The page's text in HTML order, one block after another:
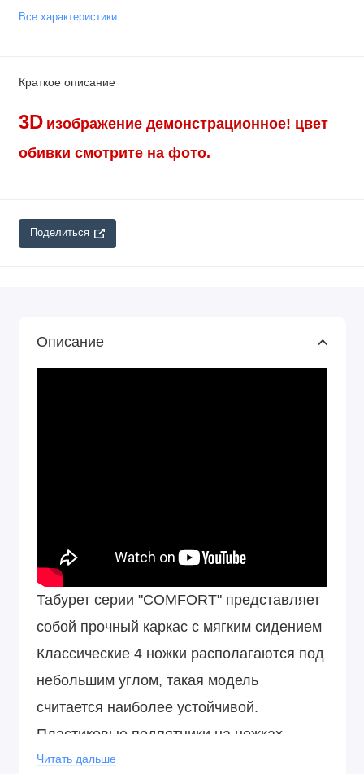
Все характеристики
Краткое описание
3D изображение демонстрационное! цвет
обивки смотрите на фото.
Поделиться
Описание
Табурет серии "COMFORT" представляет
собой прочный каркас с мягким сидением
Классические 4 ножки располагаются под
небольшим углом, такая модель
считается наиболее устойчивой.
Пластиковые подпятники на ножках
табурета позволяют бережно
Читать дальше